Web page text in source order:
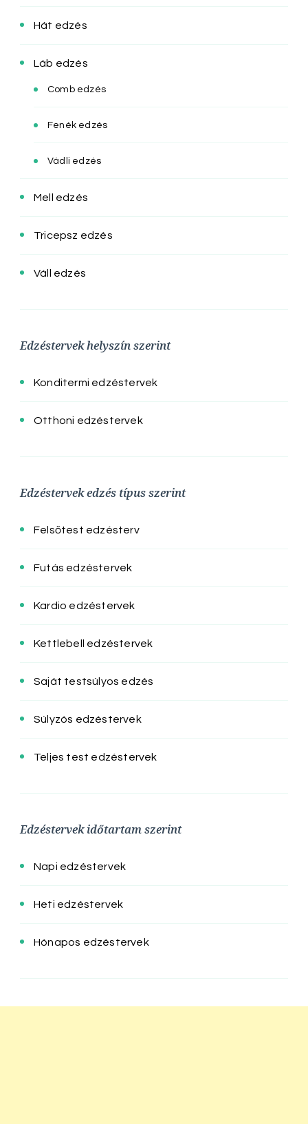
Hát edzés
Láb edzés
Comb edzés
Fenék edzés
Vádli edzés
Mell edzés
Tricepsz edzés
Váll edzés
Edzéstervek helyszín szerint
Konditermi edzéstervek
Otthoni edzéstervek
Edzéstervek edzés típus szerint
Felsőtest edzésterv
Futás edzéstervek
Kardio edzéstervek
Kettlebell edzéstervek
Saját testsúlyos edzés
Súlyzós edzéstervek
Teljes test edzéstervek
Edzéstervek időtartam szerint
Napi edzéstervek
Heti edzéstervek
Hónapos edzéstervek